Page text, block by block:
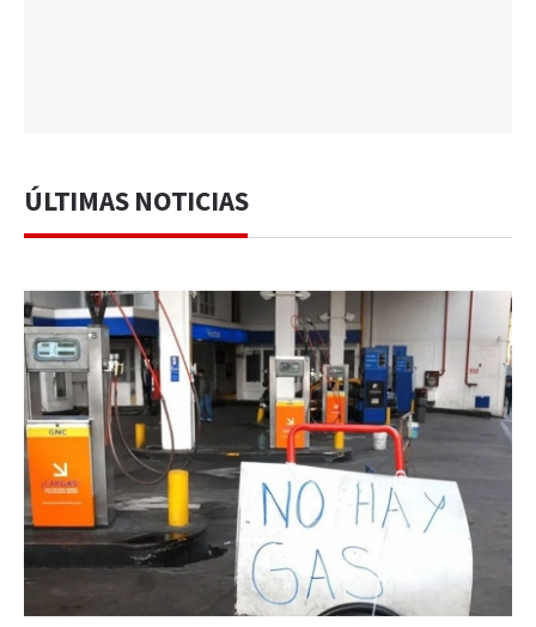
ÚLTIMAS NOTICIAS